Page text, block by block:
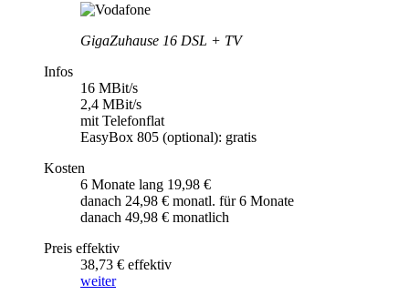
GigaZuhause 16 DSL + TV
Infos
16 MBit/s
2,4 MBit/s
mit Telefonflat
EasyBox 805 (optional): gratis
Kosten
6 Monate lang 19,98 €
danach 24,98 € monatl. für 6 Monate
danach 49,98 € monatlich
Preis effektiv
38,73 € effektiv
weiter